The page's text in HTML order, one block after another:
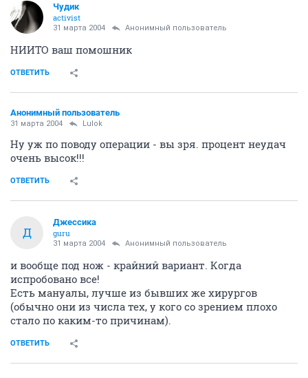
Чудик
activist
31 марта 2004 Анонимный пользователь
НИИТО ваш помошник
ОТВЕТИТЬ
Анонимный пользователь
31 марта 2004 Lulok
Ну уж по поводу операции - вы зря. процент неудач
очень высок!!!
ОТВЕТИТЬ
Д
Джессика
guru
31 марта 2004 Анонимный пользователь
и вообще под нож - крайний вариант. Когда
испробовано все!
Есть мануалы, лучше из бывших же хирургов
(обычно они из числа тех, у кого со зрением плохо
стало по каким-то причинам).
ОТВЕТИТЬ